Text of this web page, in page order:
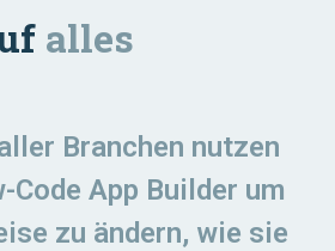
alles
Branchen nutzen
App Builder um
zu ändern, wie sie